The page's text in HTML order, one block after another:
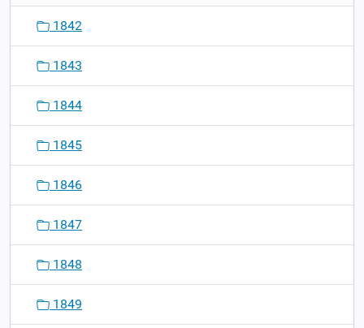
1842
1843
1844
1845
1846
1847
1848
1849